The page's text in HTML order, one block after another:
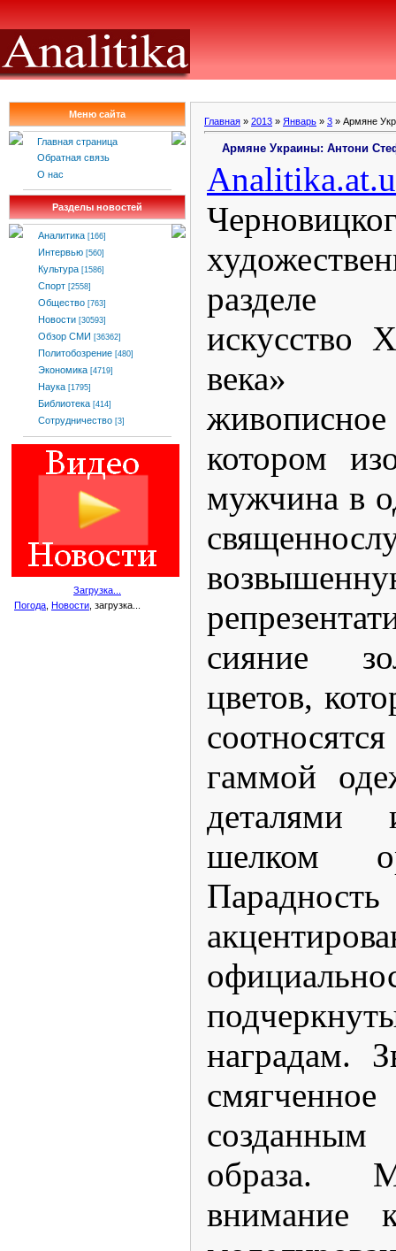
Меню сайта
Главная страница
Обратная связь
О нас
Разделы новостей
Аналитика [166]
Интервью [560]
Культура [1586]
Спорт [2558]
Общество [763]
Новости [30593]
Обзор СМИ [36362]
Политобозрение [480]
Экономика [4719]
Наука [1795]
Библиотека [414]
Сотрудничество [3]
Загрузка...
Погода Новости , загрузка...
Главная » 2013 » Январь » 3 » Армяне
Армяне Украины: Антони
Analitika.at.
разделе
искусство
века»
живописное
котором
мужчина в
сияние
цветов,
гаммой
деталями
шелком
наградам.
образа.
внимание